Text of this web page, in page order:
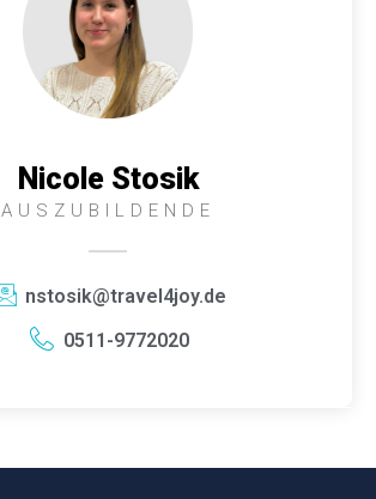
Nicole Stosik
AUSZUBILDENDE
nstosik@travel4joy.de
0511-9772020